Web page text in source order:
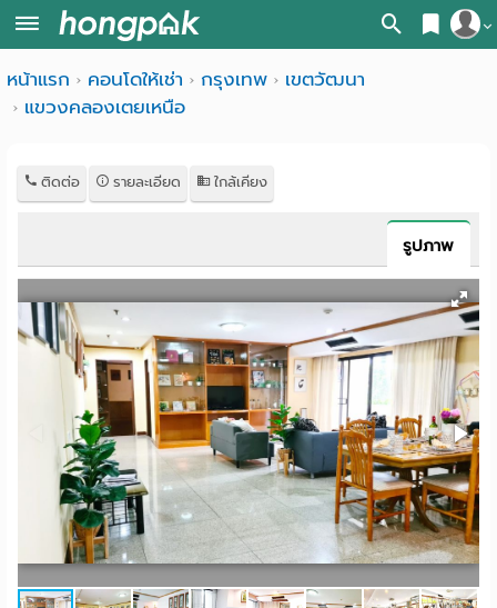
สมัครสมาชิก
หน้า
ค้นหา
ค้นจากสถานีรถไฟฟ้า
ค้นตามจังหวัด
ค้นจากสถานศึกษา
ค้นจากแผนที่
ค้นแบบละเอียด
พาร์
ท
เม้น
เดือน
หน้าแรก คอนโดให้เช่า กรุงเทพ
เขตวัฒนา
แขวงคลองเตยเหนือ
ติดต่อ รายละเอียด ใกล้เคียง
รูปภาพ